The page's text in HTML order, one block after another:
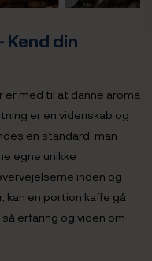
Kend din
med til at danne aroma
er en videnskab og
en standard, man
egne unikke
inden og
kan en portion kaffe gå
erfaring og viden om